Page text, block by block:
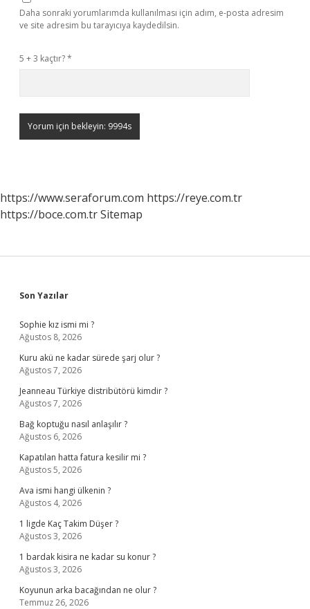
Daha sonraki yorumlarımda kullanılması için adım, e-posta adresim
ve site adresim bu tarayıcıya kaydedilsin.
5 + 3 kaçtır?*
https://www.seraforum.com https://reye.com.tr
https://boce.com.trSitemap
Sidebar
Son Yazılar
Sophie kız ismi mi ?
Ağustos 8, 2026
Kuru akü ne kadar sürede şarj olur ?
Ağustos 7, 2026
Jeanneau Türkiye distribütörü kimdir ?
Ağustos 7, 2026
Bağ koptuğu nasıl anlaşılır ?
Ağustos 6, 2026
Kapatılan hatta fatura kesilir mi ?
Ağustos 5, 2026
Ava ismi hangi ülkenin ?
Ağustos 4, 2026
1 ligde Kaç Takim Düşer ?
Ağustos 3, 2026
1 bardak kisira ne kadar su konur ?
Ağustos 3, 2026
Koyunun arka bacağından ne olur ?
Temmuz 26, 2026